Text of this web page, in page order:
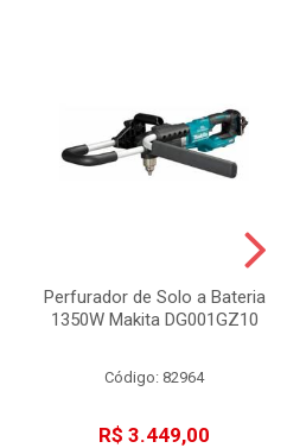
Perfurador de Solo a Bateria
1350W Makita DG001GZ10
Código: 82964
R$ 3.449,00